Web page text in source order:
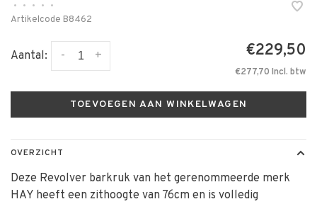
• • • •
•
Artikelcode B8462
Aantal: +
- €229,50
€277,70 Incl. btw
TOEVOEGEN AAN WINKELWAGEN
OVERZICHT
Deze Revolver barkruk van het gerenommeerde merk
HAY heeft een zithoogte van 76cm en is volledig